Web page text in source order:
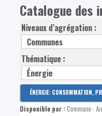
Catalogue des
Niveaux d’agrégation :
Thématique :
ÉNERGIE: CONSOMMATION,
Disponible par : Commune -